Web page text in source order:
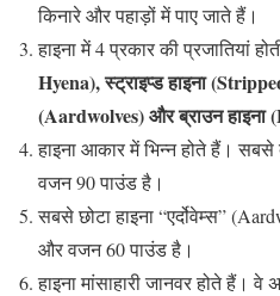
किनारे और पहाड़ों में पाए जाते हैं।
हाइना में 4 प्रकार की प्रजातियां
Hyena), स्ट्राइप्ड हाइना
(Aardwolves) और ब्राउन हाइना
हाइना आकार में भिन्न होते हैं।
वजन 90 पाउंड है।
सबसे छोटा हाइना “एर्दोवेम्स”
और वजन 60 पाउंड है।
हाइना मांसाहारी जानवर होते हैं।